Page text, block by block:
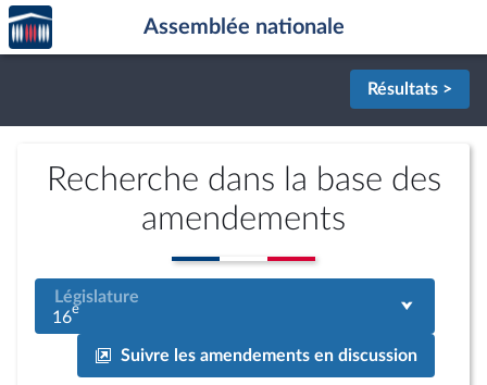
Aller au contenu
Aller en bas de la page
Accèder
à la
page
Assemblée nationale
Résultats >
Recherche dans la base des
amendements
Législature
16e
Suivre les amendements en discussion